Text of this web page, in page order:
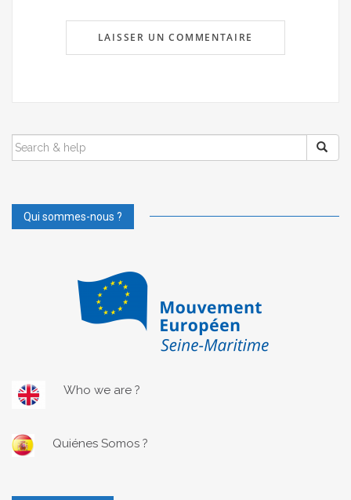
SEARCH
FOR:
Qui sommes-nous ?
Who we are ?
Quiénes Somos ?